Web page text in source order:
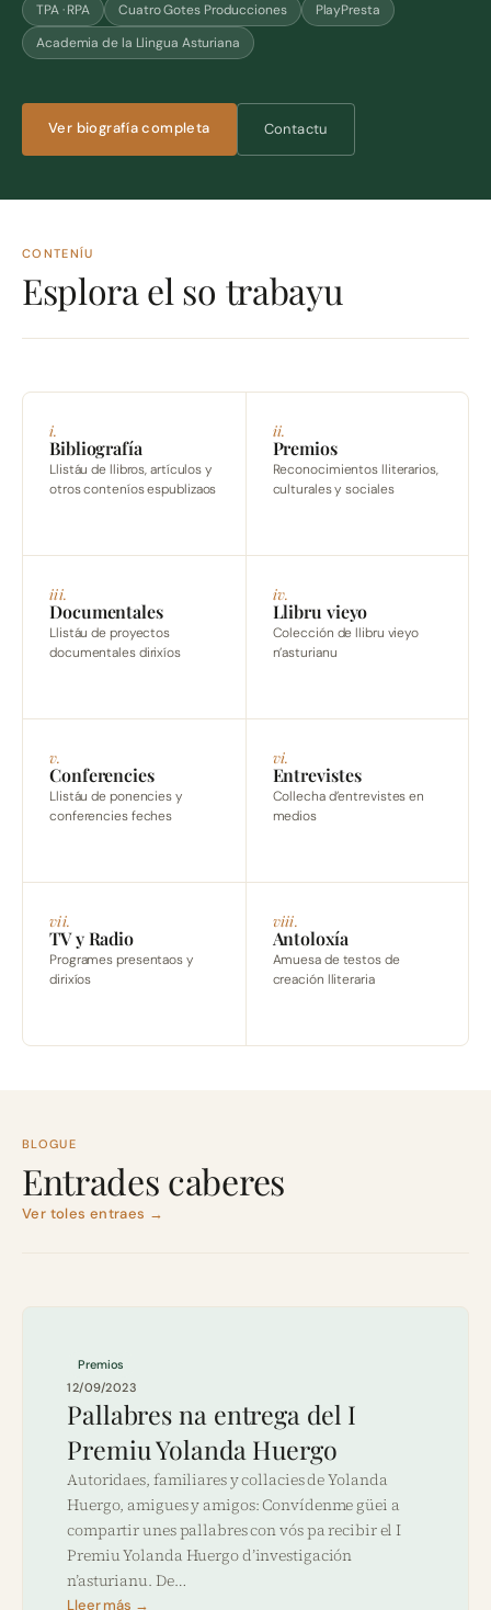
TPA · RPA Cuatro Gotes Producciones
PlayPresta
Academia de la Llingua Asturiana
Ver biografía completa Contactu
CONTENÍU
Esplora el so trabayu
i.
Bibliografía
Llistáu de llibros, artículos y
otros conteníos espublizaos
ii.
Premios
Reconocimientos lliterarios,
culturales y sociales
iii.
Documentales
Llistáu de proyectos
documentales dirixíos
iv.
Llibru vieyo
Colección de llibru vieyo
n’asturianu
v.
Conferencies
Llistáu de ponencies y
conferencies feches
vi.
Entrevistes
Collecha d’entrevistes en
medios
vii.
TV y Radio
Programes presentaos y
dirixíos
viii.
Antoloxía
Amuesa de testos de
creación lliteraria
BLOGUE
Entrades caberes
Ver toles entraes →
Premios
12/09/2023
Pallabres na entrega del I
Premiu Yolanda Huergo
Autoridaes, familiares y collacies de Yolanda
Huergo, amigues y amigos: Convídenme güei a
compartir unes pallabres con vós pa recibir el I
Premiu Yolanda Huergo d’investigación
n’asturianu. De…
Lleer más →